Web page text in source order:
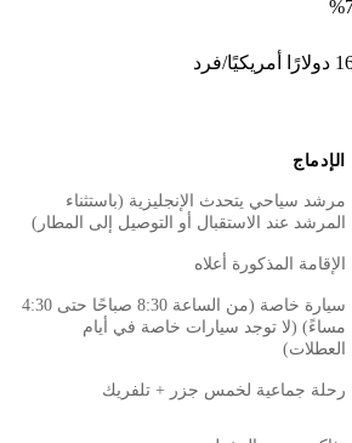
الإدماج
مرشد سياحي يتحدث الإنجليزية (باستثناء
المرشد عند الاستقبال أو التوصيل إلى المطار)
الإقامة المذكورة أعلاه
سيارة خاصة (من الساعة 8:30 صباحًا حتى 4:30
مساءً) (لا توجد سيارات خاصة في أيام
العطلات)
رحلة جماعية لخمس جزر + تلفريك